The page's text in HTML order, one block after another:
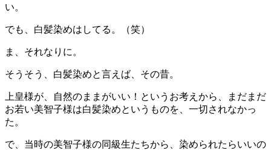
い。
でも、白髪染めはしてる。（笑）
ま、それなりに。
そうそう、白髪染めと言えば、その昔。
上皇様が、自然のままがいい！というお考えから、まだまだ
お若い美智子様は白髪染めというものを、一切されなかっ
た。
で、当時の美智子様の同級生たちから、染められたらいいの